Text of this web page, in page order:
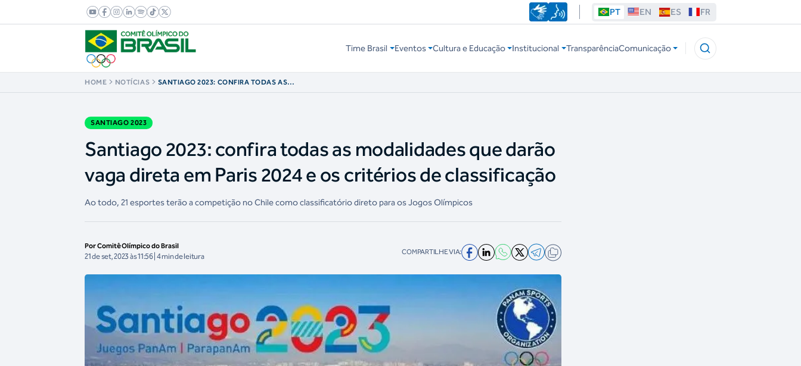
PT EN ES FR
Time Brasil Eventos Cultura e Educação Institucional TransparênciaComunicação
HOME NOTÍCIAS
SANTIAGO 2023: CONFIRA TODAS AS
SANTIAGO 2023
Santiago 2023: confira todas as modalidades que darão
vaga direta em Paris 2024 e os critérios de classificação
Ao todo, 21 esportes terão a competição no Chile como classificatório direto para os Jogos Olímpicos
Por Comitê Olímpico do Brasil
21 de set, 2023 às 11:56 | 4 min de leitura COMPARTILHE VIA: